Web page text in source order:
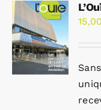
Annonces
15,00